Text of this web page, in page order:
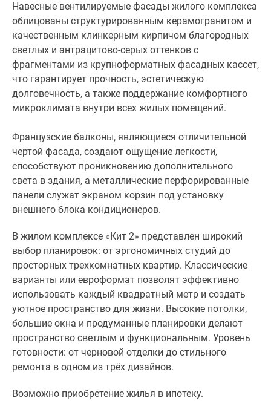
Навесные вентилируемые фасады жилого комплекса
облицованы структурированным керамогранитом и
качественным клинкерным кирпичом благородных
светлых и антрацитово-серых оттенков с
фрагментами из крупноформатных фасадных кассет,
что гарантирует прочность, эстетическую
долговечность, а также поддержание комфортного
микроклимата внутри всех жилых помещений.
Французские балконы, являющиеся отличительной
чертой фасада, создают ощущение легкости,
способствуют проникновению дополнительного
света в здания, а металлические перфорированные
панели служат экраном корзин под установку
внешнего блока кондиционеров.
В жилом комплексе «Кит 2» представлен широкий
выбор планировок: от эргономичных студий до
просторных трехкомнатных квартир. Классические
варианты или евроформат позволят эффективно
использовать каждый квадратный метр и создать
уютное пространство для жизни. Высокие потолки,
большие окна и продуманные планировки делают
пространство светлым и функциональным. Уровень
готовности: от черновой отделки до стильного
ремонта в одном из трёх дизайнов.
Возможно приобретение жилья в ипотеку.